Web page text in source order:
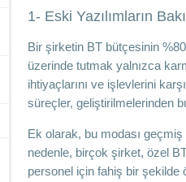
1- Eski Yazılımların
Bir şirketin BT bütçesinin
üzerinde tutmak yalnızca
ihtiyaçlarını ve işlevlerini
süreçler, geliştirilmelerinden
Ek olarak, bu modası
nedenle, birçok şirket, özel
personel için fahiş bir şekilde